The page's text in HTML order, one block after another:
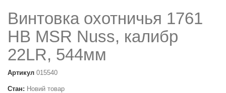
Винтовка охотничья 1761
HB MSR Nuss, калибр
22LR, 544мм
Артикул 015540
Стан: Новий товар